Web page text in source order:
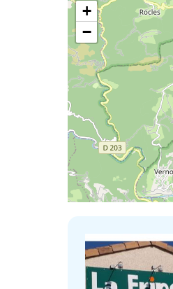
+
−